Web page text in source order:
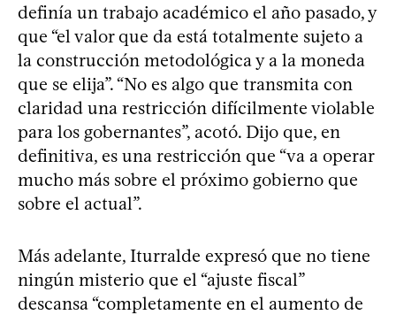
definía un trabajo académico el año pasado, y
que “el valor que da está totalmente sujeto a
la construcción metodológica y a la moneda
que se elija”. “No es algo que transmita con
claridad una restricción difícilmente violable
para los gobernantes”, acotó. Dijo que, en
definitiva, es una restricción que “va a operar
mucho más sobre el próximo gobierno que
sobre el actual”.
Más adelante, Iturralde expresó que no tiene
ningún misterio que el “ajuste fiscal”
descansa “completamente en el aumento de